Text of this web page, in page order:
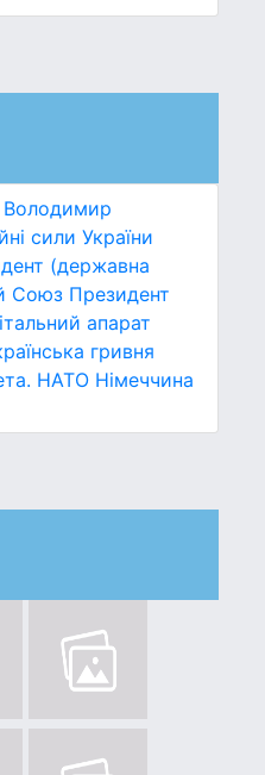
Володимир
сили України
(державна
Союз Президент
апарат
гривня
НАТО Німеччина